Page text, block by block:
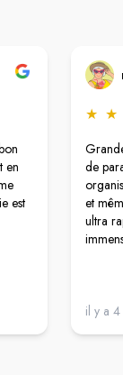
en
est
★ ★
de
et
ultra
il y a